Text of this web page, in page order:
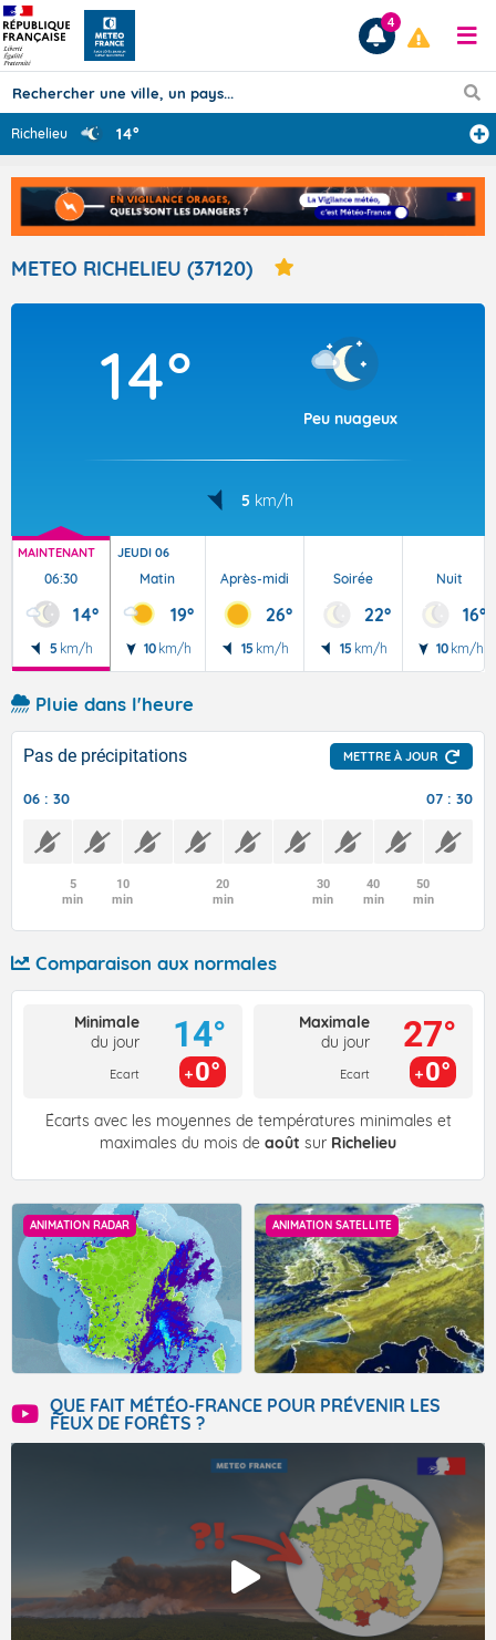
Prévisions
TOUS LES RÉSULTATS
Articles
4
Richelieu 14°
METEO RICHELIEU (37120)
14°
Peu nuageux
5 km/h
MAINTENANT
06:30
14°
5 km/h
JEUDI 06
Matin
19°
10 km/h
Après-midi
26°
15 km/h
Soirée
22°
15 km/h
Nuit
16°
10 km/h
Pluie dans l'heure
Pas de précipitations METTRE À JOUR
06 : 30 07 : 30
5
min
10
min
20
min
30
min
40
min
50
min
Comparaison aux normales
Minimale
du jour
Ecart
14°
0°
Maximale
du jour
Ecart
27°
0°
Écarts avec les moyennes de températures minimales et
maximales du mois de août sur Richelieu
ANIMATION RADAR ANIMATION SATELLITE
QUE FAIT MÉTÉO-FRANCE POUR PRÉVENIR LES
FEUX DE FORÊTS ?